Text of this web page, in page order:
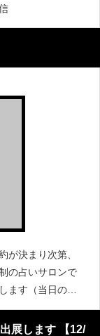
が決まり次第、
の占いサロンで
ます（当日の予
展します 【12/